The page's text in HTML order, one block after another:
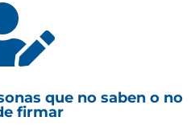
que no saben o no
firmar